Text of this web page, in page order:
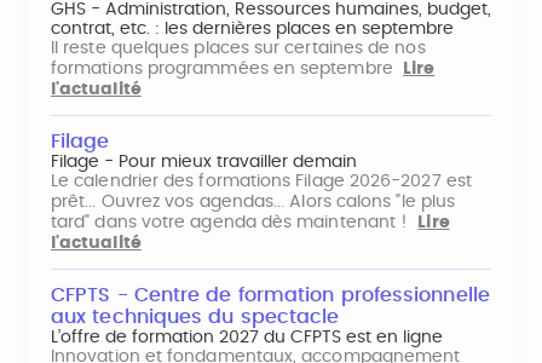
GHS - Administration, Ressources humaines, budget,
contrat, etc. : les dernières places en septembre
Il reste quelques places sur certaines de nos
formations programmées en septembre
Lire
l'actualité
Filage
Filage - Pour mieux travailler demain
Le calendrier des formations Filage 2026-2027 est
prêt... Ouvrez vos agendas... Alors calons "le plus
tard" dans votre agenda dès maintenant !
Lire
l'actualité
CFPTS - Centre de formation professionnelle
aux techniques du spectacle
L’offre de formation 2027 du CFPTS est en ligne
Innovation et fondamentaux, accompagnement